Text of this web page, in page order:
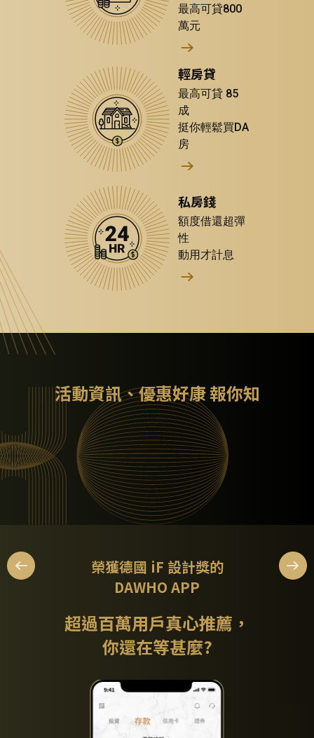
最高可貸800
萬元
輕房貸
最高可貸 85
成
挺你輕鬆買DA
房
私房錢
額度借還超彈
性
動用才計息
活動資訊、優惠好康 報你知
榮獲德國 iF 設計獎的
DAWHO APP
超過百萬用戶真心推薦，
你還在等甚麼?